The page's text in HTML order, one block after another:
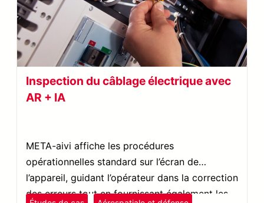
Inspection du câblage électrique avec
AR + IA
META-aivi affiche les procédures
opérationnelles standard sur l’écran de
l’appareil, guidant l’opérateur dans la correction
des erreurs tout en fournissant également les